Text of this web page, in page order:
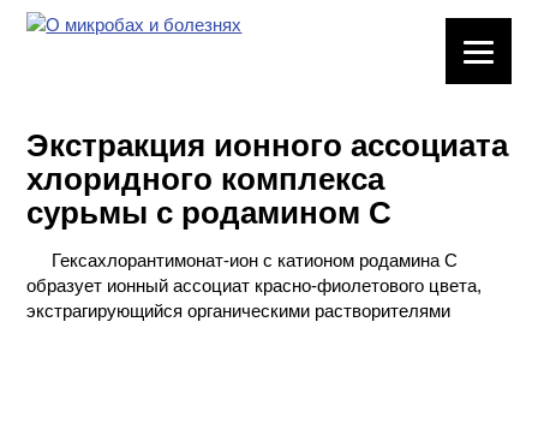
ХИМИЧЕСКАЯ
ПОСУДА
ФАКТОРЫ
МЕТОДЫ
Экстракция ионного ассоциата
хлоридного комплекса
сурьмы с родамином С
Гексахлорантимонат-ион c катионом родамина С
образует ионный ассоциат красно-фиолетового цвета,
экстрагирующийся органическими растворителями